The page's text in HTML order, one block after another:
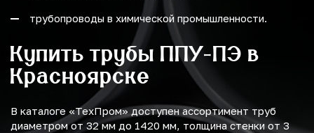
трубопроводы в химической промышленности.
Купить трубы ППУ-ПЭ в
Красноярске
В каталоге «ТехПром» доступен ассортимент труб
диаметром от 32 мм до 1420 мм, толщина стенки от 3